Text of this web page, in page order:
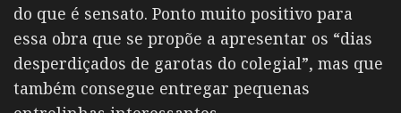
do que é sensato. Ponto muito positivo para
essa obra que se propõe a apresentar os “dias
desperdiçados de garotas do colegial”, mas que
também consegue entregar pequenas